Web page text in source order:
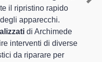
il ripristino rapido
apparecchi.
di Archimede
interventi di diverse
da riparare per